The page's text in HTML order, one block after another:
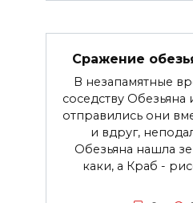
Сражение
В незапамятные
соседству
отправились они
и вдруг,
Обезьяна нашла
каки, а Краб -